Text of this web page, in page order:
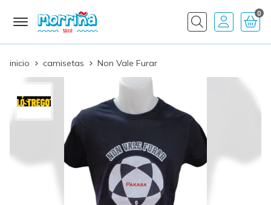
Buscar
0
inicio camisetas Non Vale Furar